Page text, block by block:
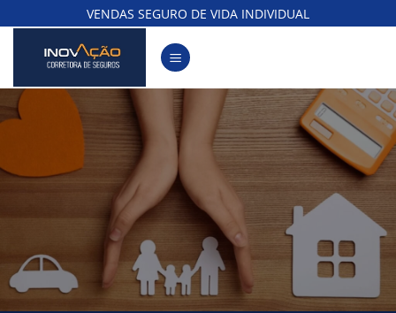
to
content
VENDAS SEGURO DE VIDA INDIVIDUAL